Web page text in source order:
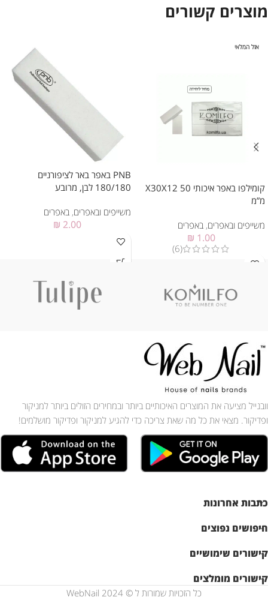
מוצרים קשורים
אזל המלאי
קומילפו באפר איכותי 50 X30X12
מ”מ
משייפים ובאפרים, באפרים
₪ 1.00
(6)
PNB באפר באר לציפורניים
180/180 לבן, מרובע
משייפים ובאפרים, באפרים
₪ 2.00
וובנייל מציעה את המוצרים האיכותיים ביותר ובמחירים הזולים ביותר למניקור
ופדיקור. מצאי את כל מה שאת צריכה כדי להגיע למניקור ופדיקור מושלמים!
כתבות אחרונות
חיפושים נפוצים
קישורים שימושיים
קישורים מומלצים
כל הזכויות שמורות ל © WebNail 2024